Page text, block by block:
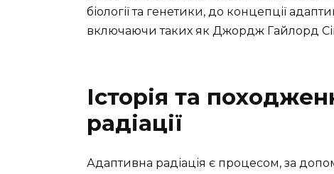
біології та генетики, до концепції
включаючи таких як Джордж Гайлорд
Історія та
радіації
Адаптивна радіація є процесом, за